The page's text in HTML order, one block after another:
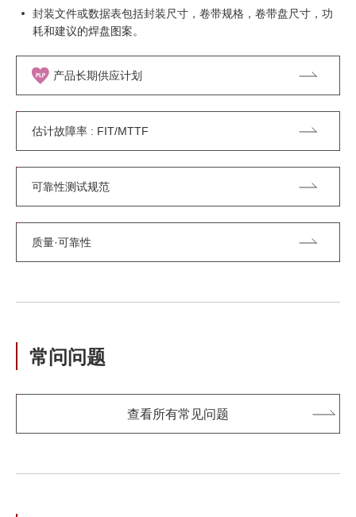
封装文件或数据表包括封装尺寸，卷带规格，卷带盘尺寸，功
耗和建议的焊盘图案。
产品长期供应计划
估计故障率 : FIT/MTTF
可靠性测试规范
质量·可靠性
常问问题
查看所有常见问题